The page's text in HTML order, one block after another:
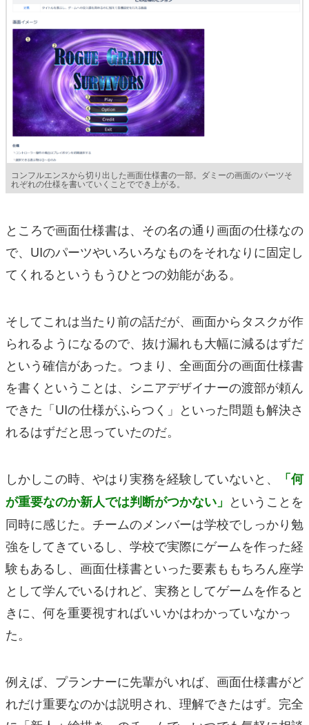
コンフルエンスから切り出した画面仕様書の一部。ダミーの画面のパーツそ
れぞれの仕様を書いていくことででき上がる。
ところで画面仕様書は、その名の通り画面の仕様なの
で、UIのパーツやいろいろなものをそれなりに固定し
てくれるというもうひとつの効能がある。
そしてこれは当たり前の話だが、画面からタスクが作
られるようになるので、抜け漏れも大幅に減るはずだ
という確信があった。つまり、全画面分の画面仕様書
を書くということは、シニアデザイナーの渡部が頼ん
できた「UIの仕様がふらつく」といった問題も解決さ
れるはずだと思っていたのだ。
しかしこの時、やはり実務を経験していないと、
「何
が重要なのか新人では判断がつかない」 ということを
同時に感じた。チームのメンバーは学校でしっかり勉
強をしてきているし、学校で実際にゲームを作った経
験もあるし、画面仕様書といった要素ももちろん座学
として学んでいるけれど、実務としてゲームを作ると
きに、何を重要視すればいいかはわかっていなかっ
た。
例えば、プランナーに先輩がいれば、画面仕様書がど
れだけ重要なのかは説明され、理解できたはず。完全